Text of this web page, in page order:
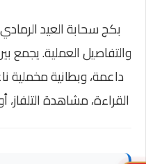
بكج سحابة العيد
والتفاصيل العملية. يجمع
داعمة، وبطانية مخملية
القراءة، مشاهدة